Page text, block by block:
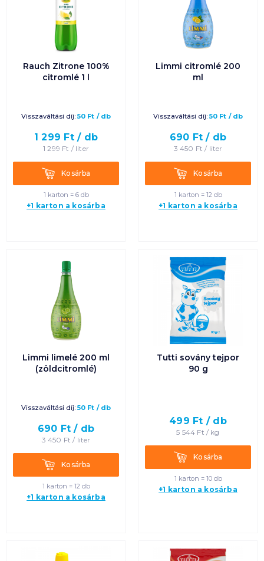
Rauch Zitrone 100%
citromlé 1 l
Visszaváltási díj: 50Ft / db
1 299 Ft / db
1 299 Ft / liter
KosárbaKosárba
1 karton = 6 db
+1 karton a kosárba
Limmi citromlé 200
ml
Visszaváltási díj: 50Ft / db
690 Ft / db
3 450 Ft / liter
KosárbaKosárba
1 karton = 12 db
+1 karton a kosárba
Limmi limelé 200 ml
(zöldcitromlé)
Visszaváltási díj: 50Ft / db
690 Ft / db
3 450 Ft / liter
KosárbaKosárba
1 karton = 12 db
+1 karton a kosárba
Tutti sovány tejpor
90 g
499 Ft / db
5 544 Ft / kg
KosárbaKosárba
1 karton = 10 db
+1 karton a kosárba